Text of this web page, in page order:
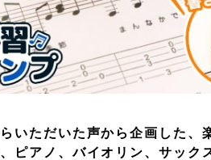
いただいた声から企画した
ピアノ、バイオリン、サック